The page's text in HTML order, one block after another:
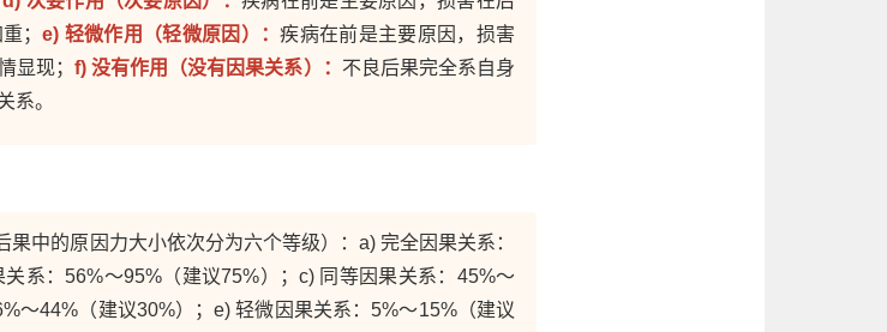
；e) 轻微作用（轻微原因）：疾病在前是主要原因，损害
显现； f) 没有作用（没有因果关系）： 不良后果完全系自身
系。
果中的原因力大小依次分为六个等级）：a) 完全因果关系：
系：56%～95%（建议75%）；c) 同等因果关系：45%～
～44%（建议30%）；e) 轻微因果关系：5%～15%（建议